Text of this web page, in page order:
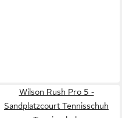
Wilson Rush Pro 5 -
Sandplatzcourt Tennisschuh